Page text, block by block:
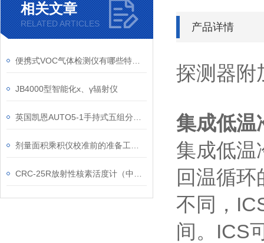
相关文章
RELATED ARTICLES
JB4000型智能化х、γ辐射仪
产品详情
探测器
集成低温
集成低温
回温循
不同，
间。ICS